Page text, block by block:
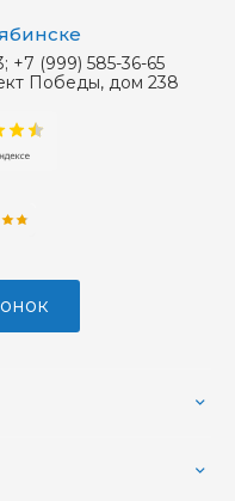
+7 (999) 585-36-65
Победы, дом 238